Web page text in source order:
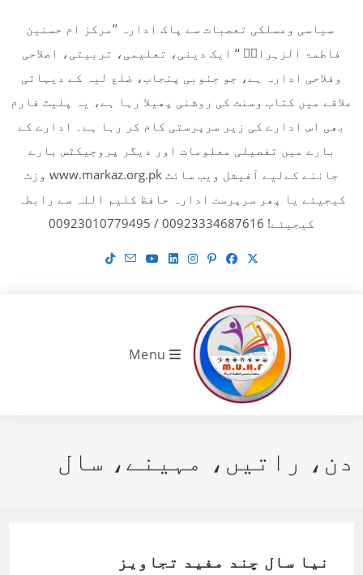
content
سیاسی ومسلکی تعصبات سے پاک ادارہ ’’مرکز ام حسنین
فاطمۃ الزہراءؓ ‘‘ ایک دینی، تعلیمی، تربیتی، اصلاحی
وفلاحی ادارہ ہے، جو جنوبی پنجاب، ضلع لیہ کے دیہاتی
علاقے میں کتاب وسنت کی روشنی پھیلا رہا ہے، یہ پلیٹ فارم
بھی اس ادارے کی زیر سرپرستی کام کر رہا ہے۔ ادارے کے
بارے میں تفصیلی معلومات اور دیگر پروجیکٹس بارے
جاننے کےلیے آفیشل ویب سائٹ www.markaz.org.pk وزٹ
کیجیئے یا پھر سرپرست ادارہ حافظ کلیم اللہ سے رابطہ
کیجیئے! 00923334687616 / 00923010779495
Menu
دن، راتیں، مہینے، سال
نیا سال چند مفید تجاویز